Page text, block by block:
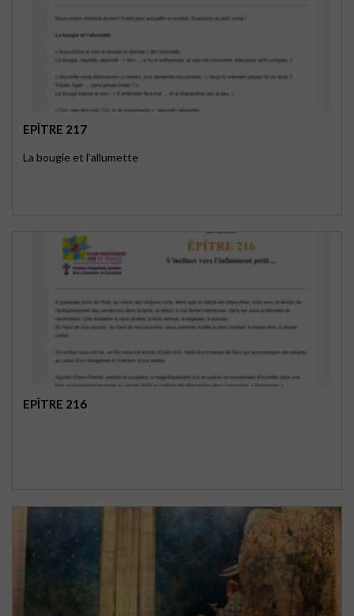
EPÎTRE 217
La bougie et l’allumette
EPÎTRE 216